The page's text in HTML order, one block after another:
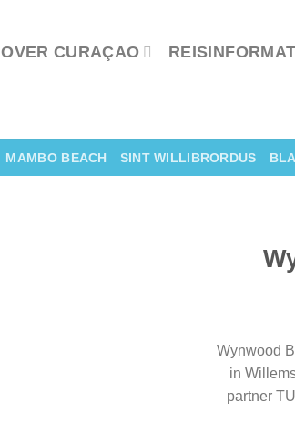
OVER CURAÇAO
MAMBO BEACH SINT WILLIBRORDUS
Wynwood
in
partner